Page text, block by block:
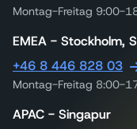
Montag-Freitag 9:00-
EMEA - Stockholm,
+46 8 446 828 03
Montag-Freitag 8:00-
APAC - Singapur